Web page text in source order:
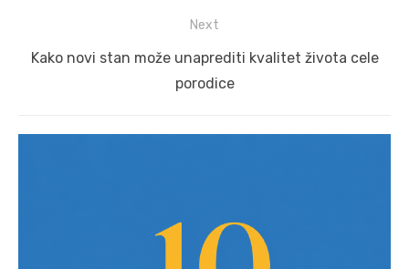
Next
Next
Kako novi stan može unaprediti kvalitet života cele
porodice